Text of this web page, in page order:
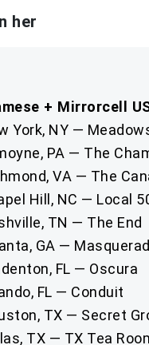
her
+ Mirrorcell
York, NY —
PA — The
VA — The
Hill, NC — Local
TN — The End
GA —
FL — Oscura
FL — Conduit
TX — Secret
TX — TX Tea